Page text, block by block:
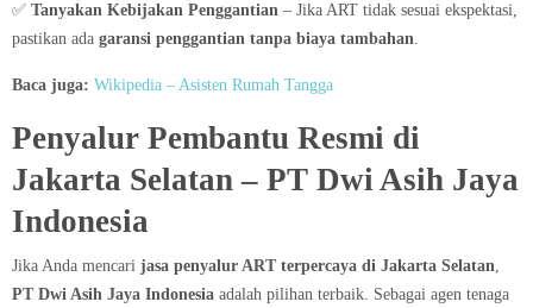
✅ Tanyakan Kebijakan Penggantian – Jika ART tidak sesuai ekspektasi,
pastikan ada garansi penggantian tanpa biaya tambahan.
Baca juga: Wikipedia – Asisten Rumah Tangga
Penyalur Pembantu Resmi di
Jakarta Selatan​ – PT Dwi Asih Jaya
Indonesia
Jika Anda mencari jasa penyalur ART terpercaya di Jakarta Selatan,
PT Dwi Asih Jaya Indonesia adalah pilihan terbaik. Sebagai agen tenaga